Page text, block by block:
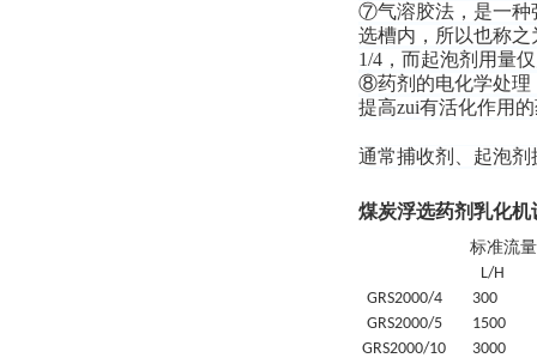
⑦气溶胶法，是一种
选槽内，所以也称
1/4，而起泡剂用量
⑧药剂的电化学处理
提高zui有活化作用
通常捕收剂、起泡
煤炭浮选药剂乳化机
标准流量
L/H
GRS2000/4 300
GRS2000/5
1500
GRS2000/10
3000